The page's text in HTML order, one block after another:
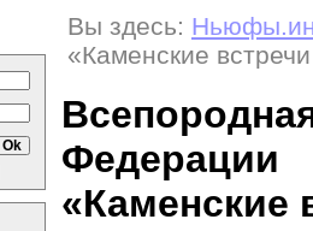
Вы здесь:
«Каменские
Федерации
«Каменские